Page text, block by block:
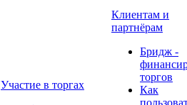
Участие в торгах
Клиентам и
партнёрам
Бридж -
торгов
Как